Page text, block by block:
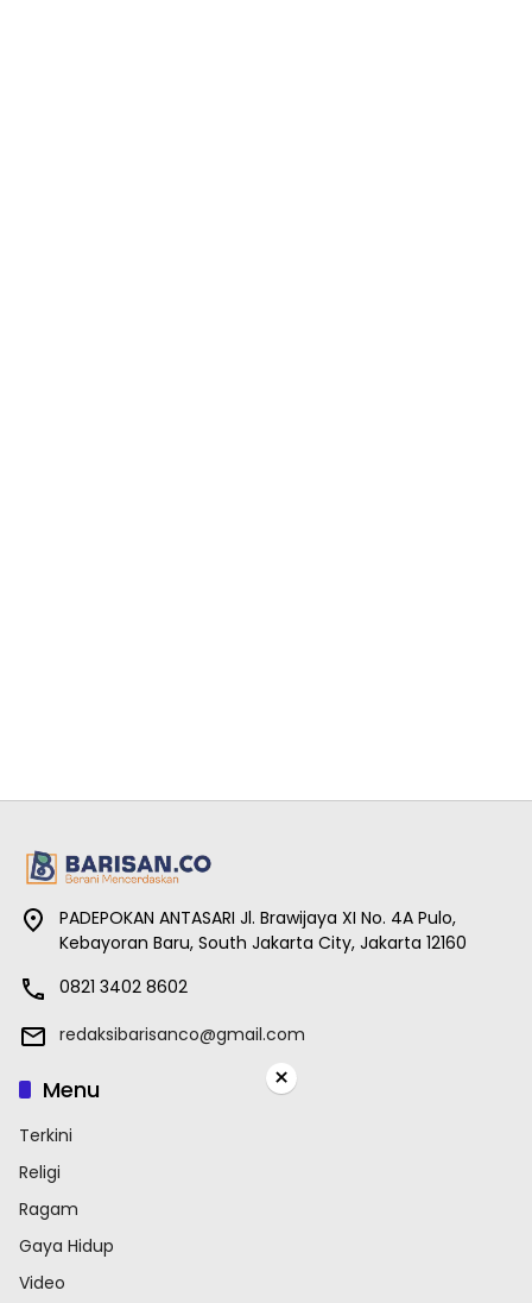
PADEPOKAN ANTASARI Jl. Brawijaya XI No. 4A Pulo,
Kebayoran Baru, South Jakarta City, Jakarta 12160
0821 3402 8602
redaksibarisanco@gmail.com
Menu
Terkini
Religi
Ragam
Gaya Hidup
Video
×